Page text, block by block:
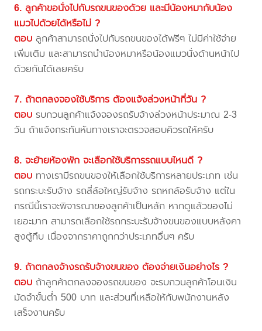
6. ลูกค้าขอนั่งไปกับรถขนของด้วย และมีน้องหมากับน้อง
แมวไปด้วยได้หรือไม่ ?
ตอบ ลูกค้าสามารถนั่งไปกับรถขนของได้ฟรีๆ ไม่มีค่าใช้จ่าย
เพิ่มเติม และสามารถนำน้องหมาหรือน้องแมวนั่งด้านหน้าไป
ด้วยกันได้เลยครับ
7. ถ้าตกลงจองใช้บริการ ต้องแจ้งล่วงหน้ากี่วัน ?
ตอบ รบกวนลูกค้าแจ้งจองรถรับจ้างล่วงหน้าประมาณ 2-3
วัน ถ้าแจ้งกระทันหันทางเราจะตรวจสอบคิวรถให้ครับ
8. จะย้ายห้องพัก จะเลือกใช้บริการรถแบบไหนดี ?
ตอบ ทางเรามีรถขนของให้เลือกใช้บริการหลายประเภท เช่น
รถกระบะรับจ้าง รถสี่ล้อใหญ่รับจ้าง รถหกล้อรับจ้าง แต่ใน
กรณีนี้เราจะพิจารณาของลูกค้าเป็นหลัก หากดูแล้วของไม่
เยอะมาก สามารถเลือกใช้รถกระบะรับจ้างขนของแบบหลังคา
สูงตู้ทึบ เนื่องจากราคาถูกกว่าประเภทอื่นๆ ครับ
9. ถ้าตกลงจ้างรถรับจ้างขนของ ต้องจ่ายเงินอย่างไร ?
ตอบ ถ้าลูกค้าตกลงจองรถขนของ จะรบกวนลูกค้าโอนเงิน
มัดจำขั้นต่ำ 500 บาท และส่วนที่เหลือให้กับพนักงานหลัง
เสร็จงานครับ